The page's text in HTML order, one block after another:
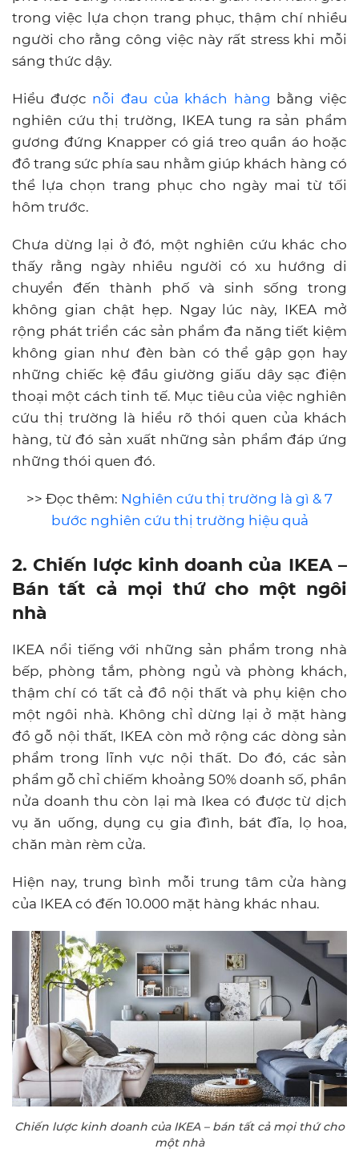
trong việc lựa chọn trang phục, thậm chí nhiều
người cho rằng công việc này rất stress khi mỗi
sáng thức dậy.
Hiểu được nỗi đau của khách hàng bằng việc
nghiên cứu thị trường, IKEA tung ra sản phẩm
gương đứng Knapper có giá treo quần áo hoặc
đồ trang sức phía sau nhằm giúp khách hàng có
thể lựa chọn trang phục cho ngày mai từ tối
hôm trước.
Chưa dừng lại ở đó, một nghiên cứu khác cho
thấy rằng ngày nhiều người có xu hướng di
chuyển đến thành phố và sinh sống trong
không gian chật hẹp. Ngay lúc này, IKEA mở
rộng phát triển các sản phẩm đa năng tiết kiệm
không gian như đèn bàn có thể gập gọn hay
những chiếc kệ đầu giường giấu dây sạc điện
thoại một cách tinh tế. Mục tiêu của việc nghiên
cứu thị trường là hiểu rõ thói quen của khách
hàng, từ đó sản xuất những sản phẩm đáp ứng
những thói quen đó.
>> Đọc thêm: Nghiên cứu thị trường là gì & 7
bước nghiên cứu thị trường hiệu quả
2. Chiến lược kinh doanh của IKEA –
Bán tất cả mọi thứ cho một ngôi
nhà
IKEA nổi tiếng với những sản phẩm trong nhà
bếp, phòng tắm, phòng ngủ và phòng khách,
thậm chí có tất cả đồ nội thất và phụ kiện cho
một ngôi nhà. Không chỉ dừng lại ở mặt hàng
đồ gỗ nội thất, IKEA còn mở rộng các dòng sản
phẩm trong lĩnh vực nội thất. Do đó, các sản
phẩm gỗ chỉ chiếm khoảng 50% doanh số, phần
nửa doanh thu còn lại mà Ikea có được từ dịch
vụ ăn uống, dụng cụ gia đình, bát đĩa, lọ hoa,
chăn màn rèm cửa.
Hiện nay, trung bình mỗi trung tâm cửa hàng
của IKEA có đến 10.000 mặt hàng khác nhau.
Chiến lược kinh doanh của IKEA – bán tất cả mọi thứ cho
một nhà